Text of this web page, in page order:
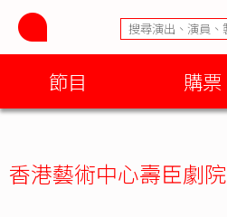
節目 購票
香港藝術中心壽臣劇院